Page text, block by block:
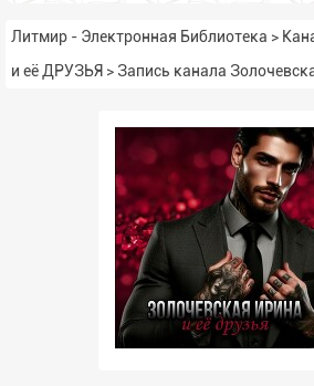
Литмир - Электронная Библиотека >
и её ДРУЗЬЯ > Запись канала